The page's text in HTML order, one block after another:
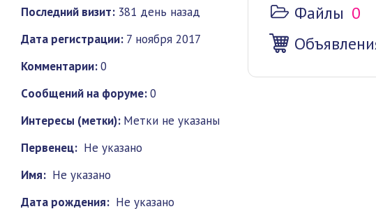
Последний визит: 381 день назад
Дата регистрации: 7 ноября 2017
Комментарии:0
Cообщений на форуме:0
Интересы (метки): Метки не указаны
Первенец: Не указано
Имя: Не указано
Дата рождения: Не указано
Файлы 0